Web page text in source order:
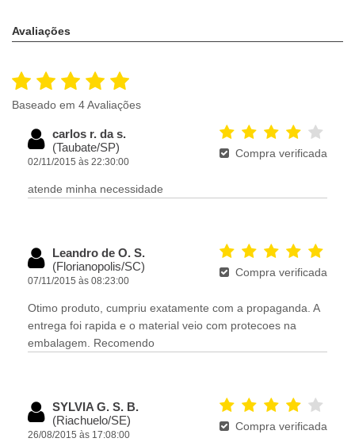
Avaliações
Baseado em 4 Avaliações
carlos r. da s.
(Taubate/SP)
02/11/2015 às 22:30:00
Compra verificada
atende minha necessidade
Leandro de O. S.
(Florianopolis/SC)
07/11/2015 às 08:23:00
Compra verificada
Otimo produto, cumpriu exatamente com a propaganda. A
entrega foi rapida e o material veio com protecoes na
embalagem. Recomendo
SYLVIA G. S. B.
(Riachuelo/SE)
26/08/2015 às 17:08:00
Compra verificada